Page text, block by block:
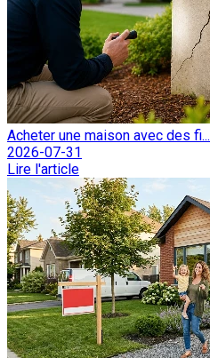
Acheter une maison avec des fi...
2026-07-31
Lire l'article